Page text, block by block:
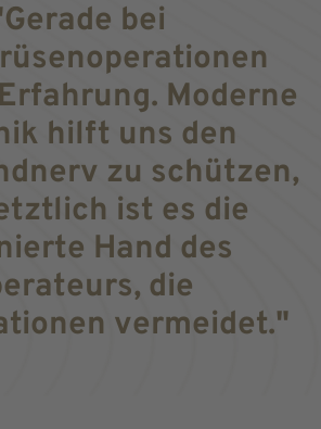
bei
Moderne
hilft uns den
zu schützen,
ist es die
Hand des
die
vermeidet."